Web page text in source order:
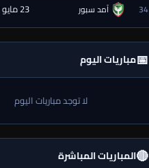
34 آمد سبور 23 مايو 2027 - 20:00
📅مباريات اليوم
لا توجد مباريات اليوم
🔴المباريات المباشرة